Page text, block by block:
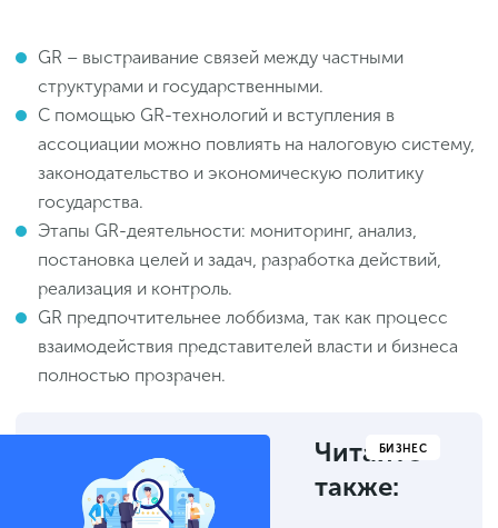
GR – выстраивание связей между частными
структурами и государственными.
С помощью GR-технологий и вступления в
ассоциации можно повлиять на налоговую систему,
законодательство и экономическую политику
государства.
Этапы GR-деятельности: мониторинг, анализ,
постановка целей и задач, разработка действий,
реализация и контроль.
GR предпочтительнее лоббизма, так как процесс
взаимодействия представителей власти и бизнеса
полностью прозрачен.
БИЗНЕС
Читайте
также: